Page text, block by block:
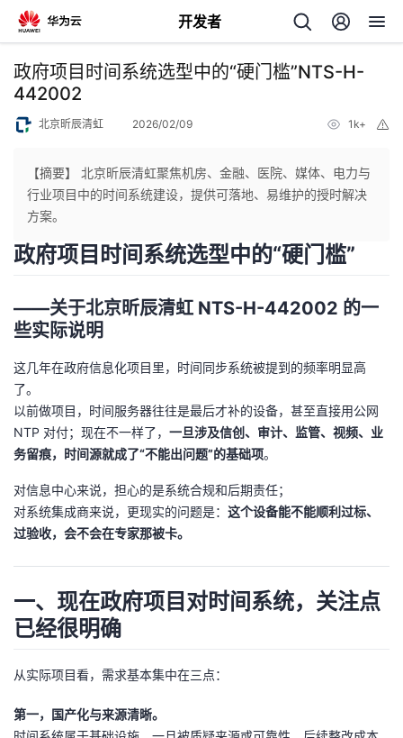
开发者
返
回
个
人
主
我
的
发
者
的
博
客
我
的
论
我
的
我
政府项目时间系统选型中的“硬门槛”NTS-H-
442002
北京昕辰清虹 2026/02/09 1k+
【摘要】 北京昕辰清虹聚焦机房、金融、医院、媒体、电力与
行业项目中的时间系统建设，提供可落地、易维护的授时解决
方案。
政府项目时间系统选型中的“硬门槛”
——关于北京昕辰清虹 NTS-H-442002 的一
些实际说明
这几年在政府信息化项目里，时间同步系统被提到的频率明显高
了。
以前做项目，时间服务器往往是最后才补的设备，甚至直接用公网
NTP 对付；现在不一样了，​ 一旦涉及信创、审计、监管、视频、业
务留痕，时间源就成了“不能出问题”的基础项​。
对信息中心来说，担心的是系统合规和后期责任；
对系统集成商来说，更现实的问题是： 这个设备能不能顺利过标、
过验收，会不会在专家那被卡。
一、现在政府项目对时间系统，关注点
已经很明确
从实际项目看，需求基本集中在三点：
第一，国产化与来源清晰。